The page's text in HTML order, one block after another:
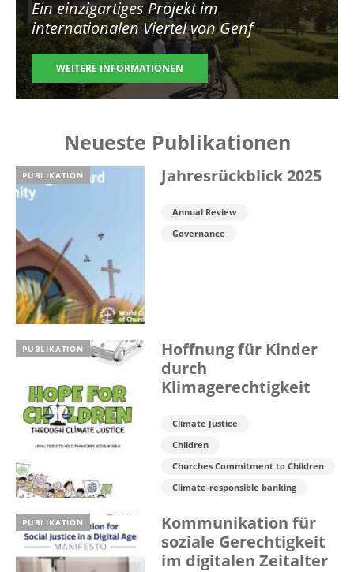
Ein einzigartiges Projekt im
internationalen Viertel von Genf
WEITERE INFORMATIONEN
Neueste Publikationen
PUBLIKATION Jahresrückblick 2025
Annual Review
Governance
PUBLIKATION
Hoffnung für Kinder
durch
Klimagerechtigkeit
Climate Justice
Children
Churches Commitment to Children
Climate-responsible banking
PUBLIKATION
Kommunikation für
soziale Gerechtigkeit
im digitalen Zeitalter